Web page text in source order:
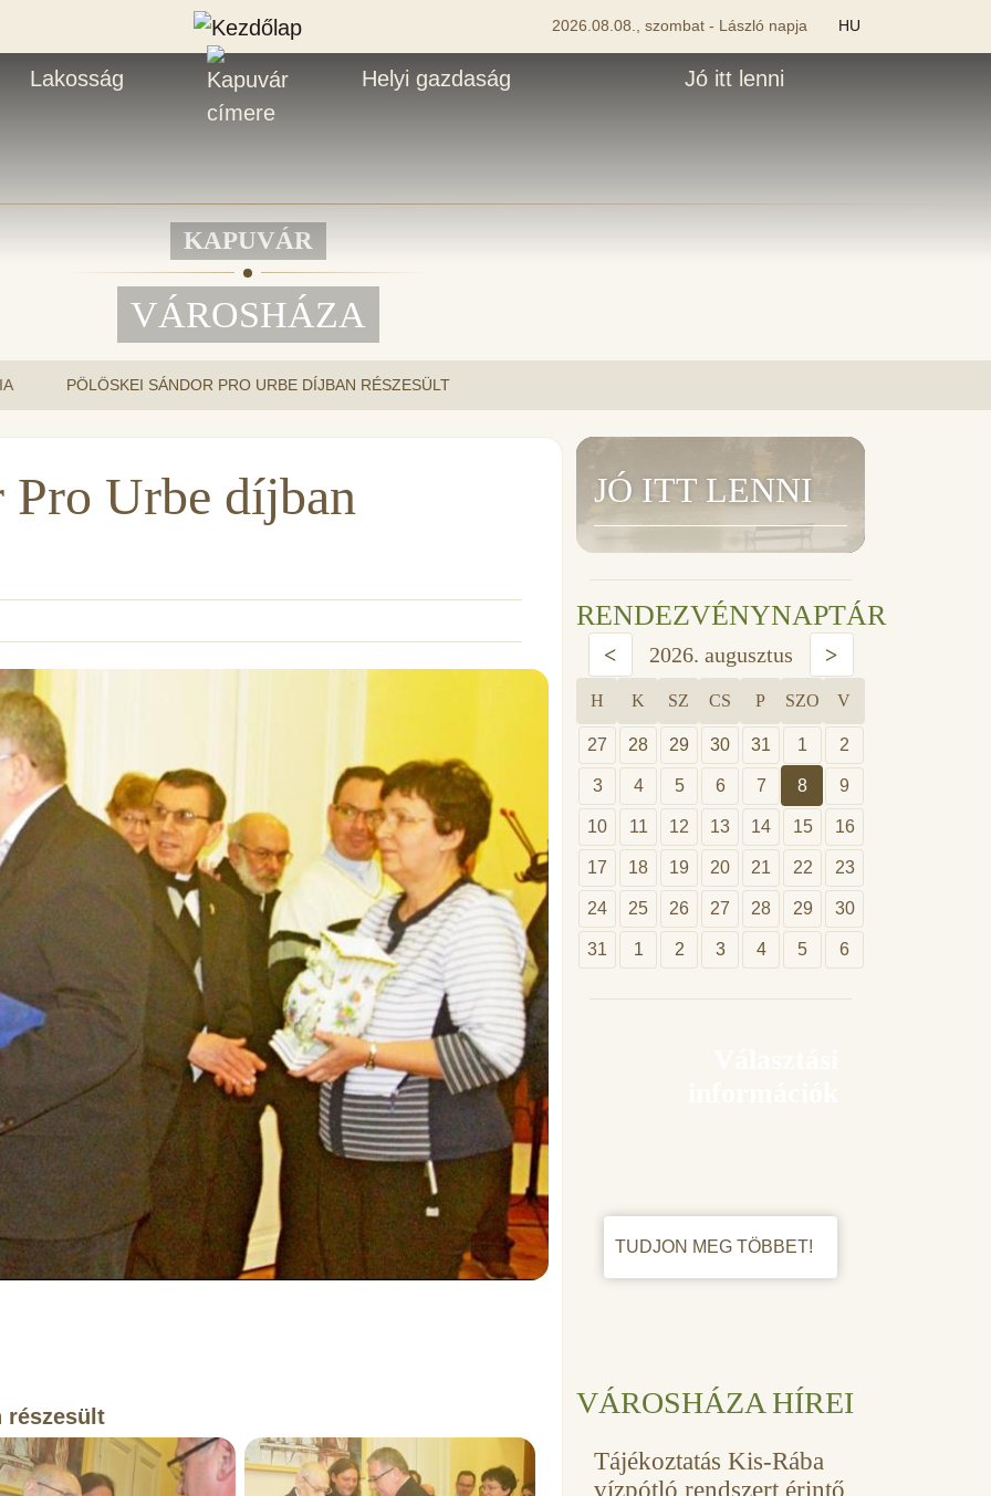
2026.08.08., szombat - László napja HU
Lakosság Helyi gazdaság Jó itt lenni
KAPUVÁR
VÁROSHÁZA
PÖLÖSKEI SÁNDOR PRO URBE DÍJBAN RÉSZESÜLT
Pro Urbe díjban
részesült
JÓ ITT LENNI
RENDEZVÉNYNAPTÁR
< 2026. augusztus >
H K SZ CS P SZO V
27 28 29 30 31 1 2
3 4 5 6 7 8 9
10 11 12 13 14 15 16
17 18 19 20 21 22 23
24 25 26 27 28 29 30
31 1 2 3 4 5 6
TUDJON MEG TÖBBET!
VÁROSHÁZA HÍREI
Tájékoztatás Kis-Rába
vízpótló rendszert érintő